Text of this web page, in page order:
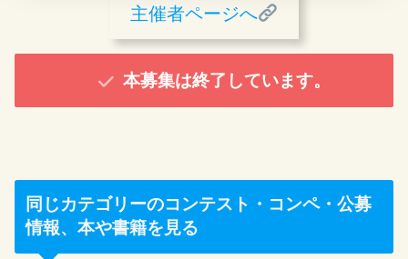
主催者ページへ
本募集は終了しています。
同じカテゴリーのコンテスト・コンペ・公募
情報、本や書籍を見る